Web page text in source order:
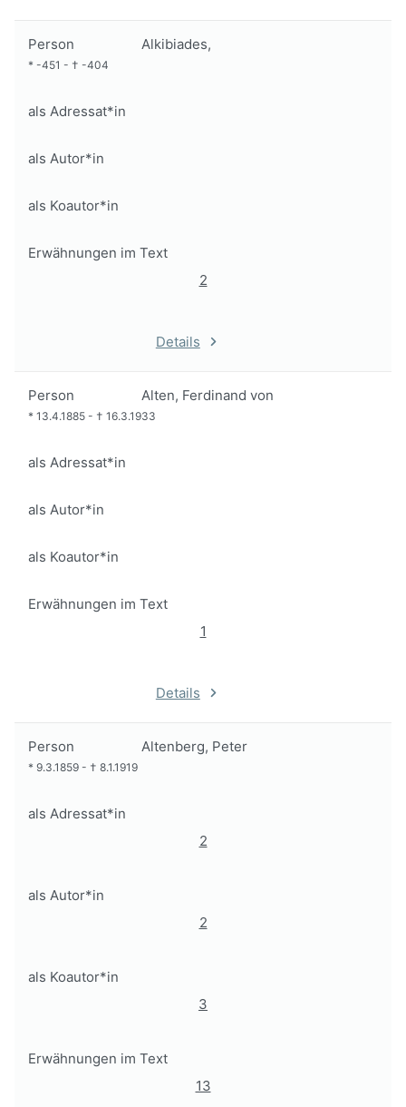
Person Alkibiades,
* -451 - † -404
als Adressat*in
als Autor*in
als Koautor*in
Erwähnungen im Text
2
Details
Person Alten, Ferdinand von
* 13.4.1885 - † 16.3.1933
als Adressat*in
als Autor*in
als Koautor*in
Erwähnungen im Text
1
Details
Person Altenberg, Peter
* 9.3.1859 - † 8.1.1919
als Adressat*in
2
als Autor*in
2
als Koautor*in
3
Erwähnungen im Text
13